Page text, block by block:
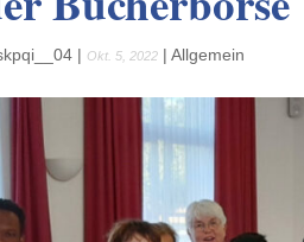
| Okt. 5, 2022 |Allgemein